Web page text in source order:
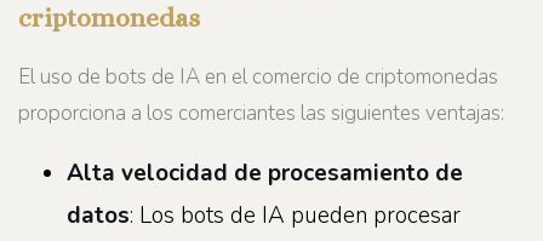
criptomonedas
El uso de bots de IA en el comercio de criptomonedas
proporciona a los comerciantes las siguientes ventajas:
Alta velocidad de procesamiento de
datos: Los bots de IA pueden procesar